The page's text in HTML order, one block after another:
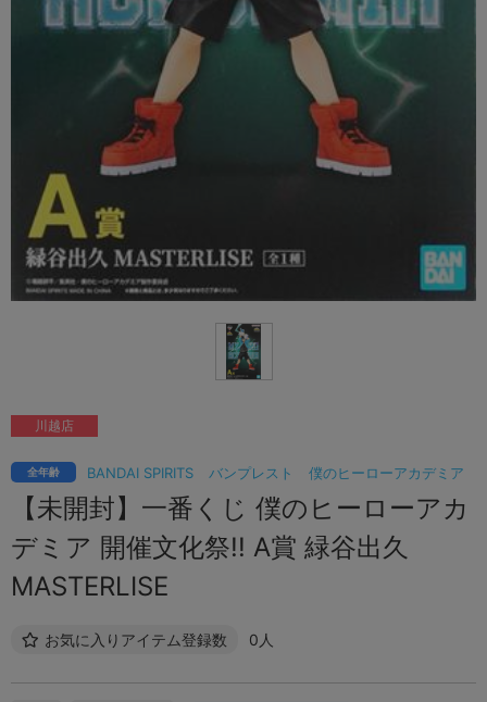
BANDAI SPIRITS バンプレスト 僕のヒーローアカデミア
全年齢
【未開封】一番くじ 僕のヒーローアカ
デミア 開催文化祭!! A賞 緑谷出久
MASTERLISE
お気に入りアイテム登録数 0人
川越店